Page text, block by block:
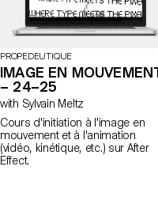
PROPEDEUTIQUE
IMAGE EN
– 24–25
with Sylvain Meltz
Cours d'initiation à l'image en
mouvement et à l'animation
(vidéo, kinétique, etc.) sur After